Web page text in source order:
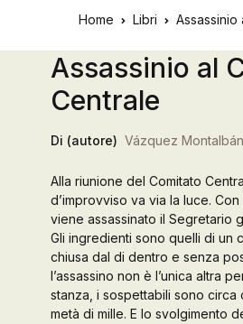
Autori
L’Edicola & eventi
Galleria d’Arte
Contattaci
Home Libri Assassinio
Assassinio al
Centrale
Di (autore) Vázquez
Alla riunione del Comitato
d’improvviso va via la luce.
viene assassinato il Segretario
Gli ingredienti sono quelli di un
chiusa dal di dentro e senza
l’assassino non è l’unica altra
stanza, i sospettabili sono circa
metà di mille. E lo svolgimento